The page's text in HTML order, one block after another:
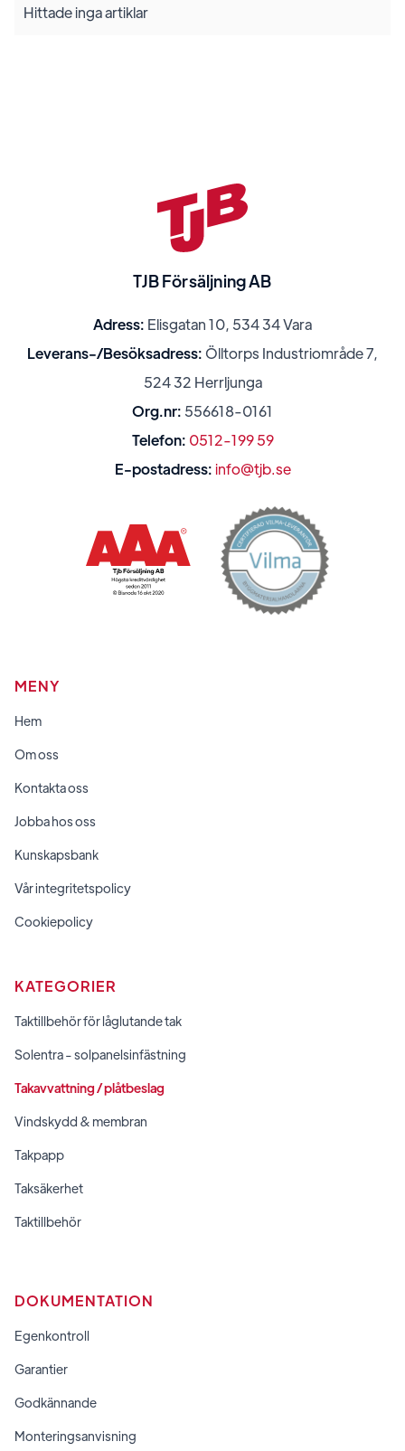
Hittade inga artiklar
TJB Försäljning AB
Adress: Elisgatan 10, 534 34 Vara
Leverans-/Besöksadress: Ölltorps Industriområde 7,
524 32 Herrljunga
Org.nr: 556618-0161
Telefon: 0512-199 59
E-postadress: info@tjb.se
MENY
Hem
Om oss
Kontakta oss
Jobba hos oss
Kunskapsbank
Vår integritetspolicy
Cookiepolicy
KATEGORIER
Taktillbehör för låglutande tak
Solentra - solpanelsinfästning
Takavvattning / plåtbeslag
Vindskydd & membran
Takpapp
Taksäkerhet
Taktillbehör
DOKUMENTATION
Egenkontroll
Garantier
Godkännande
Monteringsanvisning